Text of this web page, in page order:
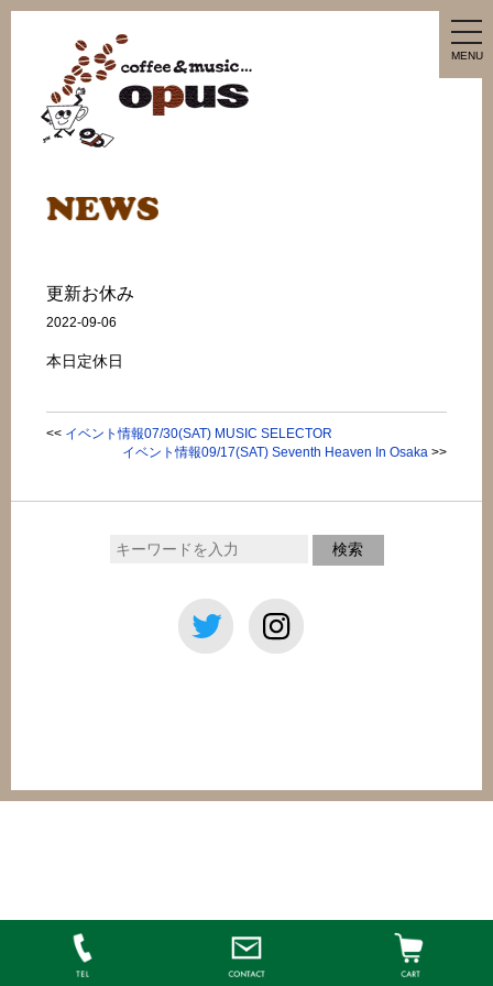
MENU
更新お休み
2022-09-06
本日定休日
<< イベント情報07/30(SAT) MUSIC SELECTOR
イベント情報09/17(SAT) Seventh Heaven In Osaka>>